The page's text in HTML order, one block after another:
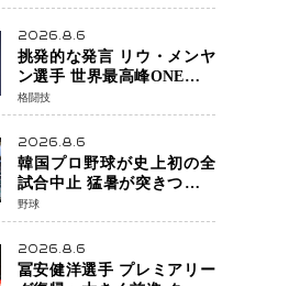
喜
2026.8.6
挑発的な発言 リウ・メンヤ
ン選手 世界最高峰ONEで浮
き彫りになる 日本キックボ
クシングが直面する“技術
戦”の現在地
格闘技
2026.8.6
韓国プロ野球が史上初の全
試合中止 猛暑が突きつけた
「屋外スポーツの限界」 日
本発のドーム型施設時代へ
野球
2026.8.6
冨安健洋選手 プレミアリー